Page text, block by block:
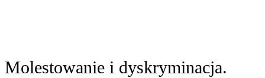
Molestowanie i dyskryminacja.